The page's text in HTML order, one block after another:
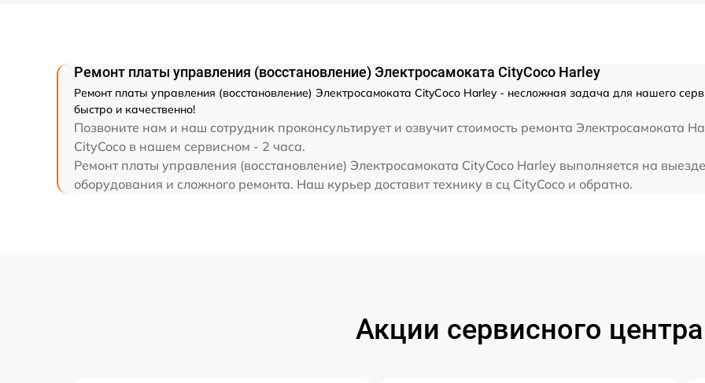
Ремонт платы управления (восстановление) Электросамоката CityCoco Harley
Ремонт платы управления (восстановление) Электросамоката CityCoco Harley - несложная задача для нашего
быстро и качественно!
Позвоните нам и наш сотрудник проконсультирует и озвучит стоимость ремонта Электросамоката
CityCoco в нашем сервисном - 2 часа.
Ремонт платы управления (восстановление) Электросамоката CityCoco Harley выполняется на
оборудования и сложного ремонта. Наш курьер доставит технику в сц CityCoco и обратно.
Акции сервисного центра